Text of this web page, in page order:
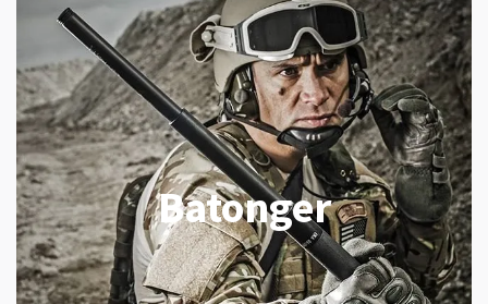
Batonger